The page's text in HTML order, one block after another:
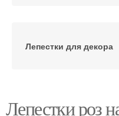
Лепестки для декора
Лепестки роз